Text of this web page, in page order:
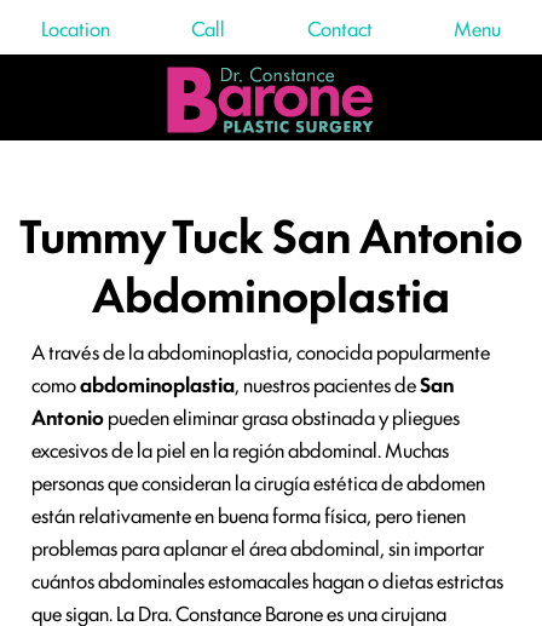
Menu
Location Call Contact
Tummy Tuck San Antonio
Abdominoplastia
A través de la abdominoplastia, conocida popularmente
comoabdominoplastia, nuestros pacientes deSan
Antoniopueden eliminar grasa obstinada y pliegues
excesivos de la piel en la región abdominal. Muchas
personas que consideran la cirugía estética de abdomen
están relativamente en buena forma física, pero tienen
problemas para aplanar el área abdominal, sin importar
cuántos abdominales estomacales hagan o dietas estrictas
que sigan. La Dra. Constance Barone es una cirujana